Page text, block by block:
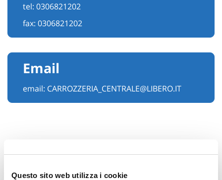
Questo sito web utilizza i cookie
tel: 0306821202
fax: 0306821202
Email
email: CARROZZERIA_CENTRALE@LIBERO.IT